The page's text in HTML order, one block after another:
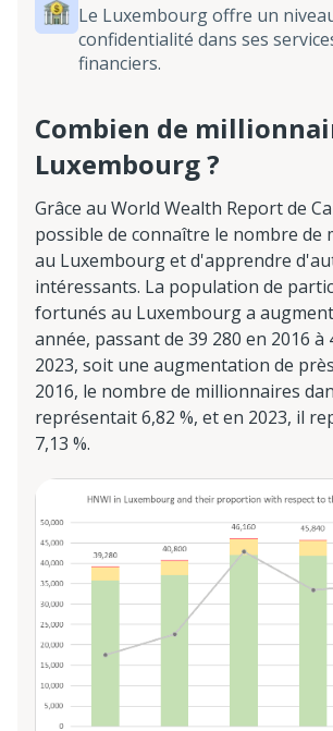
Le Luxembourg offre un
confidentialité dans ses
financiers.
Combien de
Luxembourg ?
Grâce au World Wealth Report de
possible de connaître le nombre de
au Luxembourg et d'apprendre
intéressants. La population de
fortunés au Luxembourg a
année, passant de 39 280 en 2016 à
2023, soit une augmentation de près
2016, le nombre de millionnaires
représentait 6,82 %, et en 2023, il
7,13 %.